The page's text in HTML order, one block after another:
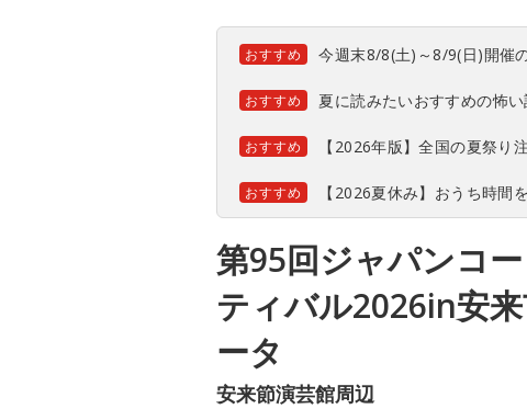
おすすめ 今週末8/8(土)～8/9(日)開催
おすすめ 夏に読みたいおすすめの怖
おすすめ 【2026年版】全国の夏祭り
おすすめ 【2026夏休み】おうち時間
第95回ジャパンコ
ティバル2026in安
ータ
安来節演芸館周辺